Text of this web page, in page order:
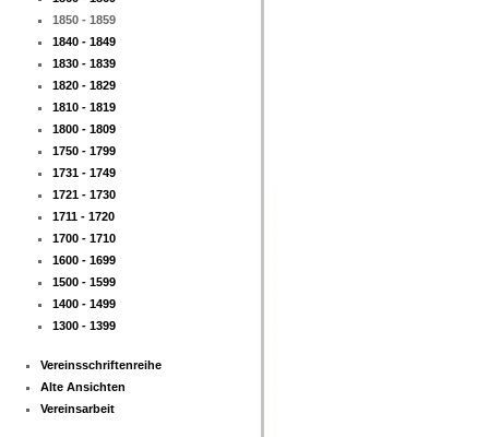
1850 - 1859
1840 - 1849
1830 - 1839
1820 - 1829
1810 - 1819
1800 - 1809
1750 - 1799
1731 - 1749
1721 - 1730
1711 - 1720
1700 - 1710
1600 - 1699
1500 - 1599
1400 - 1499
1300 - 1399
Vereinsschriftenreihe
Alte Ansichten
Vereinsarbeit